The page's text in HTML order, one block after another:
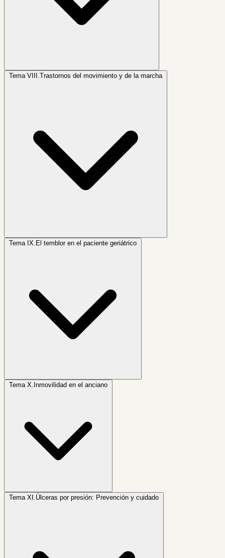
Tema VIII. Trastornos del movimiento y de la marcha
Tema IX.
Tema X.
Tema XI.